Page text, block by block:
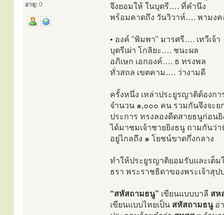
อายุ: 0
จึงยอมให้ ในบุตรี…. ที่คำนึง
พร้อมคาดถึง วันวิวาห์…. พามงค
• องค์ "พิมพา" มารศรี…. เทวีเจ้า
บุตรีเผ่า โกลิยะ…. ชนะผล
อภิเษก เอกองค์…. ธ ทรงพล
ทั่วสถล เขตคาม…. ว่างามดี
ครั้งหนึ่ง เหล่าประยูรญาติต้องก
จำนวน ๑,๐๐๐ คน รวมกันจึงจะ
ประการ ทรงลองดีดสายธนูก่อน
ได้มาชมเจ้าชายยิงธนู ถามกันว่
อยู่ไกลถึง ๑ โยชน์ขาดกึ่งกลาง
ทำให้ประยูรญาติยอมรับและเต็
ธรา พระราชธิดาของพระเจ้าสุ
“สหัสถามธนู” เขียนแบบบาลี สห
เขียนแบบไทยเป็น สหัสถามธนูอ่